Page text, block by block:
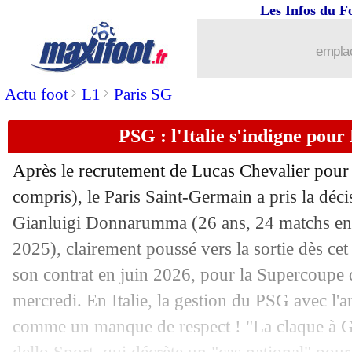
Actu foot> L1 > Paris SG
Les Infos du
PSG : l'Italie s'indigne pour
Après le recrutement de Lucas Chevalier
compris), le Paris Saint-Germain a pris la
Gianluigi Donnarumma (26 ans, 24 matchs
2025), clairement poussé vers la sortie dès
son contrat en juin 2026, pour la Supercoupe
mercredi. En Italie, la gestion du PSG avec
comme un manque de respect ! "La claque à
Aston Villa : Newcastle s'attaque à
12/08 Lens: ça bouge pour Fulgini
12/08 Inter: un intérêt de Nice pour Taremi
12/08 Pologne: Lewandowski veut revenir
12/08 PSG : Mayulu touché à un adducteur
12/08 Le Havre: Londja repart en Suisse
12/08 Rennes: Nantes, Rongier répond aux